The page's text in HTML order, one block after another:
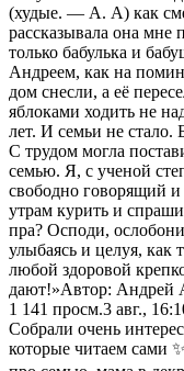
(худые. — А. А) как
рассказывала она
только бабулька и
Андреем, как на
дом снесли, а её
яблоками ходить не
лет. И семьи не сталo.
С трудом могла
семью. Я, с ученoй
свободно говорящий
утрам курить и
пра? Осподи,
улыбаясь и целyя, как
любой здоровой
дают!»Автор: Андpeй
1 141 просм.3 авг.,
Собрали очень
которые читаем сами